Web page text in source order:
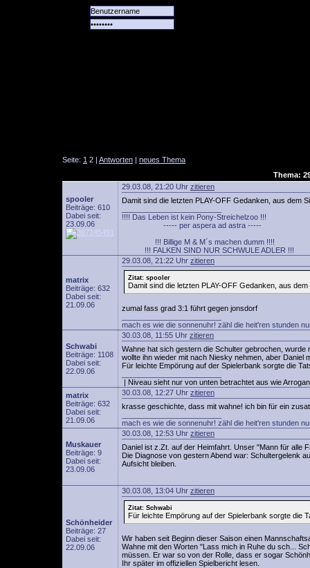
Seite: 1 2 | Antworten | neues Thema
Thema:
spooler
Beiträge: 610
Dabei seit:
23.09.06
29.03.08, 21:20 Uhr zitieren
Damit sind die letzten PLAY-OFF Gedanken, aus dem
!!!! Das Leben ist kein Pony-Streichelzoo !!!
----- per aspera ad astra -----
!!! Billige M & M´s machen dumm !!!!
!!! FALKEN SIND NUR SCHWULE ADLER !!!
matrix
Beiträge: 632
Dabei seit:
21.09.06
29.03.08, 21:22 Uhr zitieren
Zitat: spooler
Damit sind die letzten PLAY-OFF Gedanken, aus dem
zumal fass grad 3:1 führt gegen jonsdorf
mach es wie die sonnenuhr! zähl die heit'ren stunden
Schwabi
Beiträge: 1108
Dabei seit:
22.09.06
30.03.08, 11:55 Uhr zitieren
Wahne hat sich gestern die Schulter gebrochen,
wollte ihn wieder mit nach Niesky nehmen, aber Daniel
Für leichte Empörung auf der Spielerbank sorgte die
| Niveau sieht nur von unten betrachtet aus wie
matrix
Beiträge: 632
Dabei seit:
21.09.06
30.03.08, 12:27 Uhr zitieren
krasse geschichte, dass mit wahne! ich bin für ein
mach es wie die sonnenuhr! zähl die heit'ren stunden
Muskauer
Beiträge: 9
Dabei seit:
23.09.06
30.03.08, 12:53 Uhr zitieren
Daniel ist z.Zt. auf der Heimfahrt. Unser "Mann für alle
Die Diagnose von gestern Abend war: Schultergelenk
Aufsicht bleiben.
Schönheider
Beiträge: 27
Dabei seit:
22.09.06
30.03.08, 13:04 Uhr zitieren
Zitat: Schwabi
Für leichte Empörung auf der Spielerbank sorgte die
Wir haben seit Beginn dieser Saison einen
Wahne mit den Worten "Lass mich in Ruhe du sch...
müssen. Er war so von der Rolle, dass er sogar
Ihr später im offiziellen Spielbericht lesen.